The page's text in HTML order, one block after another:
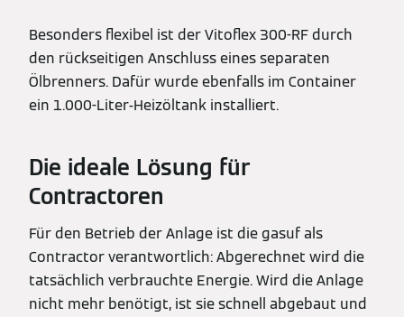
Besonders flexibel ist der Vitoflex 300-RF durch
den rückseitigen Anschluss eines separaten
Ölbrenners. Dafür wurde ebenfalls im Container
ein 1.000-Liter-Heizöltank installiert.
Die ideale Lösung für
Contractoren
Für den Betrieb der Anlage ist die gasuf als
Contractor verantwortlich: Abgerechnet wird die
tatsächlich verbrauchte Energie. Wird die Anlage
nicht mehr benötigt, ist sie schnell abgebaut und